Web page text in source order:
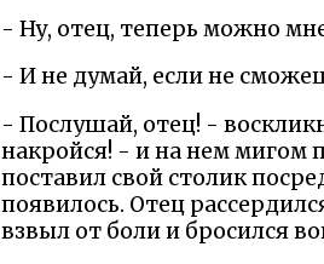
- Ну, отец, теперь можно
- И не думай, если не
- Послушай, отец! -
накройся! - и на нем мигом
поставил свой столик
появилось. Отец
взвыл от боли и бросился